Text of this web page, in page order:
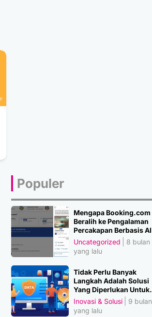
Populer
Mengapa Booking.com
Beralih ke Pengalaman
Percakapan Berbasis AI
Uncategorized
8 bulan
yang lalu
Tidak Perlu Banyak
Langkah Adalah Solusi
Yang Diperlukan Untuk
Amankan Data
Inovasi & Solusi
9 bulan
yang lalu